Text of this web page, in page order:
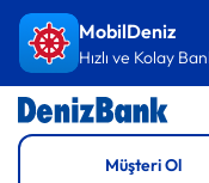
MobilDeniz
Hızlı ve Kolay
Müşteri Ol